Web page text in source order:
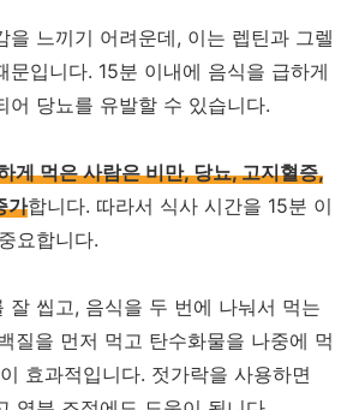
을 느끼기 어려운데, 이는 렙틴과 그렐
문입니다. 15분 이내에 음식을 급하게
어 당뇨를 유발할 수 있습니다.
게 먹은 사람은 비만, 당뇨, 고지혈증,
가합니다. 따라서 식사 시간을 15분 이
요합니다.
잘 씹고, 음식을 두 번에 나눠서 먹는
질을 먼저 먹고 탄수화물을 나중에 먹
효과적입니다. 젓가락을 사용하면